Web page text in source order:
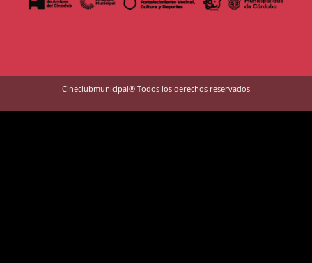
Cineclubmunicipal® Todos los derechos reservados